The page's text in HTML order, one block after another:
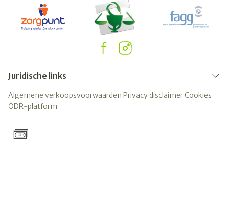
Juridische links
Algemene verkoopsvoorwaarden Privacy disclaimerCookies
ODR-platform